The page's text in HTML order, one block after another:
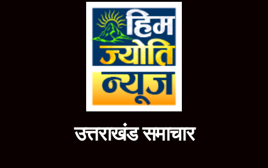
उत्तराखंड समाचार